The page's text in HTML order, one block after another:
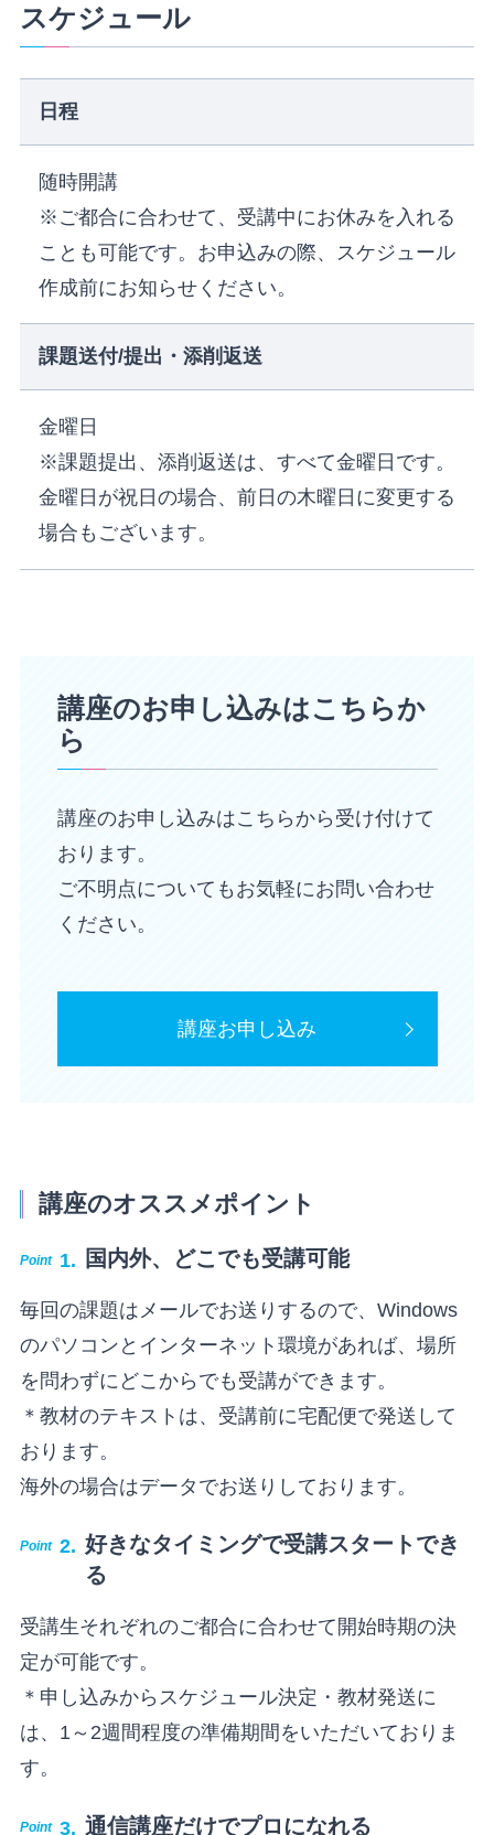
スケジュール
日程
随時開講
※ご都合に合わせて、受講中にお休みを入れる
ことも可能です。お申込みの際、スケジュール
作成前にお知らせください。
課題送付/提出・添削返送
金曜日
※課題提出、添削返送は、すべて金曜日です。
金曜日が祝日の場合、前日の木曜日に変更する
場合もございます。
講座のお申し込みはこちらか
ら
講座のお申し込みはこちらから受け付けて
おります。
ご不明点についてもお気軽にお問い合わせ
ください。
講座お申し込み
講座のオススメポイント
国内外、どこでも受講可能
毎回の課題はメールでお送りするので、Windows
のパソコンとインターネット環境があれば、場所
を問わずにどこからでも受講ができます。
＊教材のテキストは、受講前に宅配便で発送して
おります。
海外の場合はデータでお送りしております。
好きなタイミングで受講スタートでき
る
受講生それぞれのご都合に合わせて開始時期の決
定が可能です。
＊申し込みからスケジュール決定・教材発送に
は、1～2週間程度の準備期間をいただいておりま
す。
通信講座だけでプロになれる